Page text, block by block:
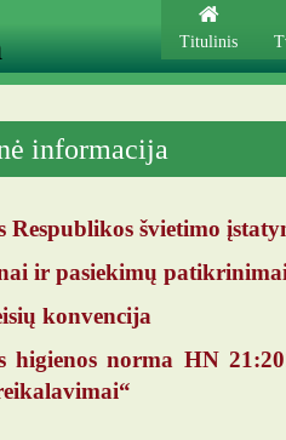
Titulinis
informacija
Respublikos švietimo
ir pasiekimų patikrinimai
konvencija
higienos norma HN